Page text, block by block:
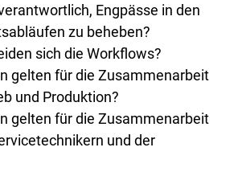
Engpässe in den
zu beheben?
sich die Workflows?
gelten für die Zusammenarbeit
und Produktion?
gelten für die Zusammenarbeit
und der